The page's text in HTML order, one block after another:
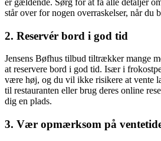
står over for nogen overraskelser, når du
2. Reservér bord i god tid
Jensens Bøfhus tilbud tiltrækker mange
at reservere bord i god tid. Især i
være høj, og du vil ikke risikere at vente
til restauranten eller brug deres online
dig en plads.
3. Vær opmærksom på